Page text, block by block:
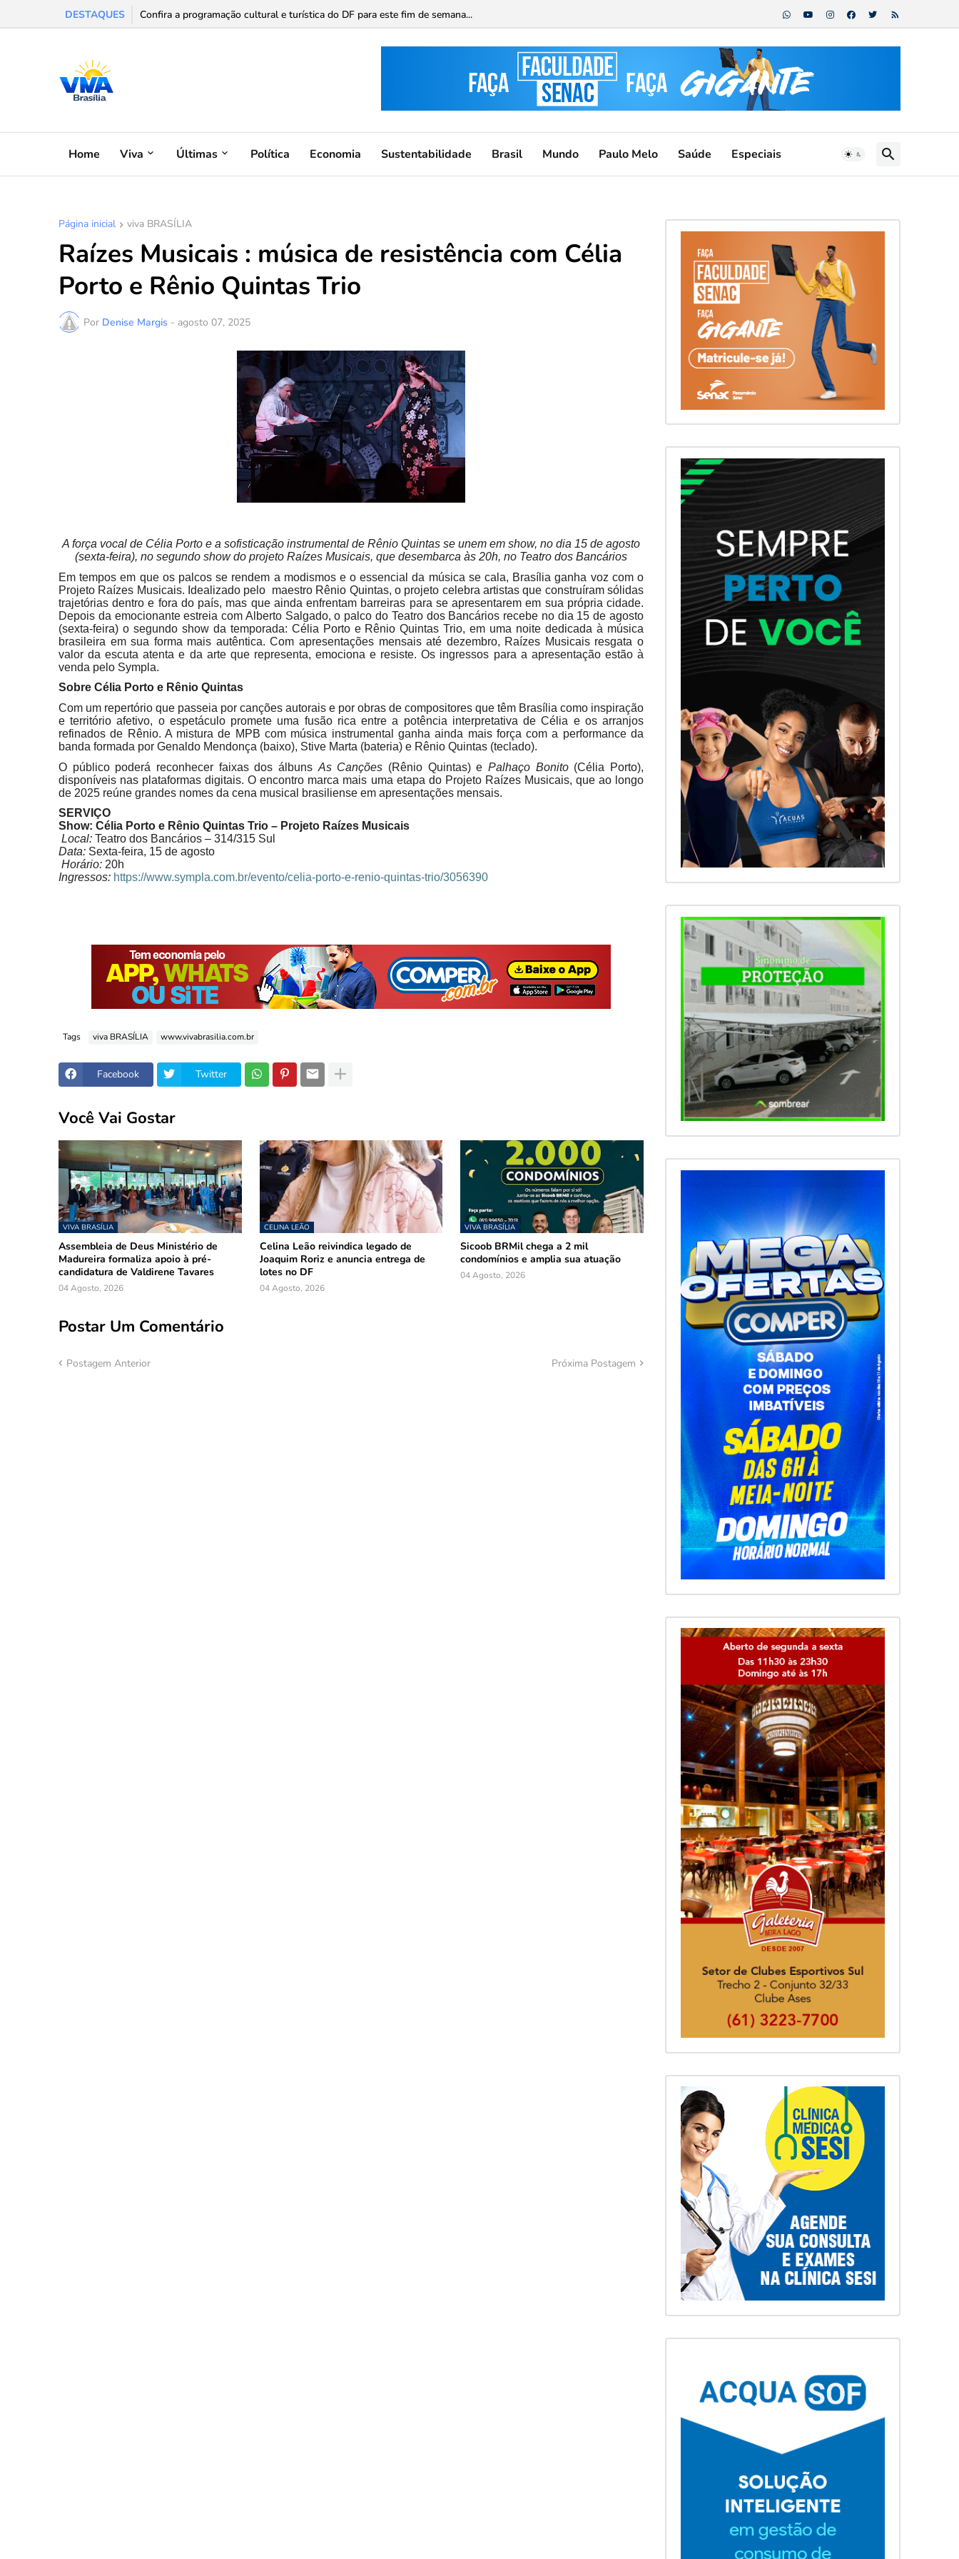
DESTAQUES Confira a programação cultural e turística do DF para este fim de semana...
Sesc Cultural oferece programa que conecta arte e currículo escolar a professores da EduSesc ...
Home Viva Últimas Política Economia Sustentabilidade Brasil Mundo Paulo Melo Saúde Especiais
Página inicial viva BRASÍLIA
Raízes Musicais : música de resistência com Célia
Porto e Rênio Quintas Trio
Por Denise Margis - agosto 07, 2025
A força vocal de Célia Porto e a sofisticação instrumental de Rênio Quintas se unem em show, no dia 15 de agosto
(sexta-feira), no segundo show do projeto Raízes Musicais, que desembarca às 20h, no Teatro dos Bancários
Em tempos em que os palcos se rendem a modismos e o essencial da música se cala, Brasília ganha voz com o
Projeto Raízes Musicais. Idealizado pelo maestro Rênio Quintas, o projeto celebra artistas que construíram sólidas
trajetórias dentro e fora do país, mas que ainda enfrentam barreiras para se apresentarem em sua própria cidade.
Depois da emocionante estreia com Alberto Salgado, o palco do Teatro dos Bancários recebe no dia 15 de agosto
(sexta-feira) o segundo show da temporada: Célia Porto e Rênio Quintas Trio, em uma noite dedicada à música
brasileira em sua forma mais autêntica. Com apresentações mensais até dezembro, Raízes Musicais resgata o
valor da escuta atenta e da arte que representa, emociona e resiste. Os ingressos para a apresentação estão à
venda pelo Sympla.
Sobre Célia Porto e Rênio Quintas
Com um repertório que passeia por canções autorais e por obras de compositores que têm Brasília como inspiração
e território afetivo, o espetáculo promete uma fusão rica entre a potência interpretativa de Célia e os arranjos
refinados de Rênio. A mistura de MPB com música instrumental ganha ainda mais força com a performance da
banda formada por Genaldo Mendonça (baixo), Stive Marta (bateria) e Rênio Quintas (teclado).
O público poderá reconhecer faixas dos álbuns As Canções (Rênio Quintas) e Palhaço Bonito (Célia Porto),
disponíveis nas plataformas digitais. O encontro marca mais uma etapa do Projeto Raízes Musicais, que ao longo
de 2025 reúne grandes nomes da cena musical brasiliense em apresentações mensais.
SERVIÇO
Show: Célia Porto e Rênio Quintas Trio – Projeto Raízes Musicais
Local: Teatro dos Bancários – 314/315 Sul
Data: Sexta-feira, 15 de agosto
Horário: 20h
Ingressos: https://www.sympla.com.br/evento/celia-porto-e-renio-quintas-trio/3056390
Tags viva BRASÍLIA www.vivabrasilia.com.br
Facebook Twitter
Você Vai Gostar
VIVA BRASÍLIA
Assembleia de Deus Ministério de
Madureira formaliza apoio à pré-
candidatura de Valdirene Tavares
04 Agosto, 2026
CELINA LEÃO
Celina Leão reivindica legado de
Joaquim Roriz e anuncia entrega de
lotes no DF
04 Agosto, 2026
VIVA BRASÍLIA
Sicoob BRMil chega a 2 mil
condomínios e amplia sua atuação
04 Agosto, 2026
Postar Um Comentário
Postagem Anterior Próxima Postagem